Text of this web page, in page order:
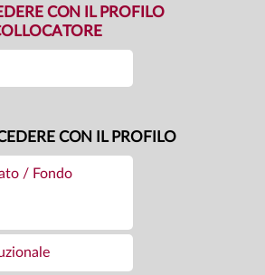
CON IL PROFILO
CON IL PROFILO
/ Fondo
Investment Research
Torna agli articoli
GUIDA E
ha individuato diversi